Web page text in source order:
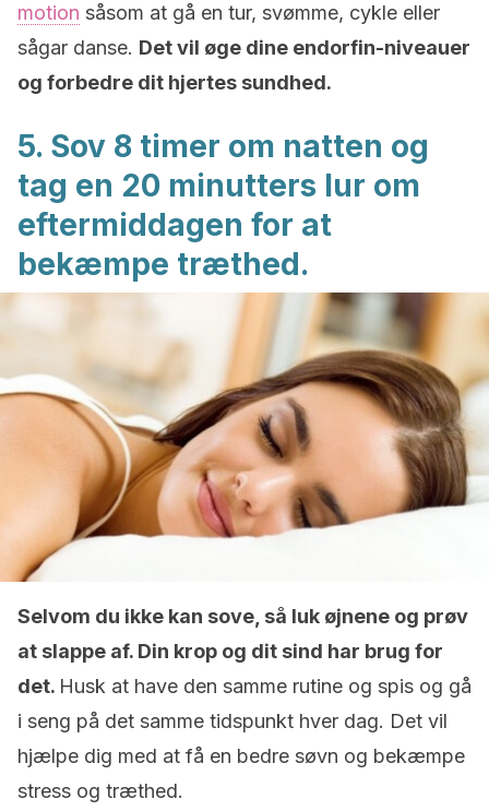
motion såsom at gå en tur, svømme, cykle eller
sågar danse. Det vil øge dine endorfin-niveauer
og forbedre dit hjertes sundhed.
5. Sov 8 timer om natten og
tag en 20 minutters lur om
eftermiddagen for at
bekæmpe træthed.
Selvom du ikke kan sove, så luk øjnene og prøv
at slappe af. Din krop og dit sind har brug for
det. Husk at have den samme rutine og spis og gå
i seng på det samme tidspunkt hver dag. Det vil
hjælpe dig med at få en bedre søvn og bekæmpe
stress og træthed.